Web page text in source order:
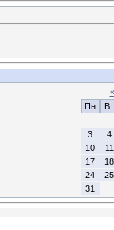
«
Пн
Вт
3
4
10
11
17
18
24
25
31